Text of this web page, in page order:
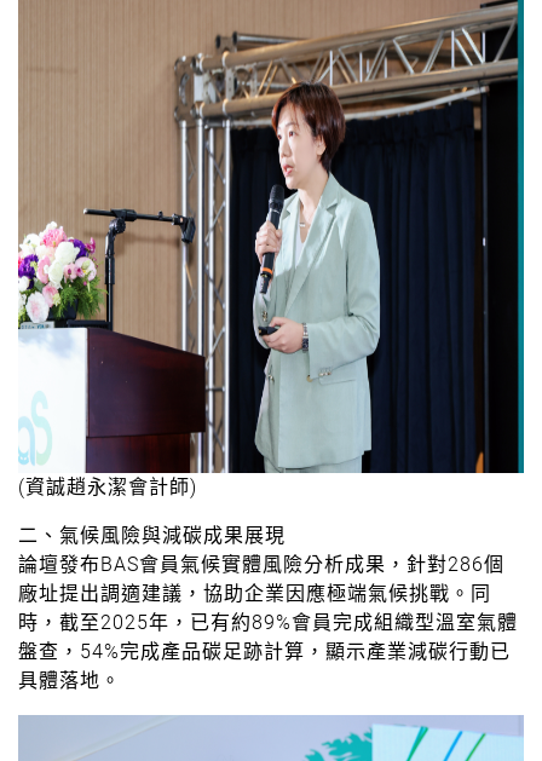
(資誠趙永潔會計師)
二、氣候風險與減碳成果展現
論壇發布BAS會員氣候實體風險分析成果，針對286個
廠址提出調適建議，協助企業因應極端氣候挑戰。同
時，截至2025年，已有約89%會員完成組織型溫室氣體
盤查，54%完成產品碳足跡計算，顯示產業減碳行動已
具體落地。